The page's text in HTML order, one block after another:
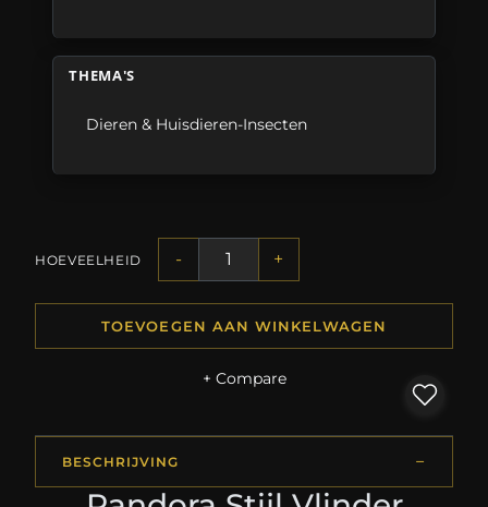
THEMA'S
Dieren & Huisdieren-Insecten
HOEVEELHEID - +
TOEVOEGEN AAN WINKELWAGEN
+ Compare
BESCHRIJVING